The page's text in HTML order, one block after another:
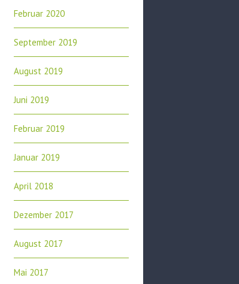
Februar 2020
September 2019
August 2019
Juni 2019
Februar 2019
Januar 2019
April 2018
Dezember 2017
August 2017
Mai 2017